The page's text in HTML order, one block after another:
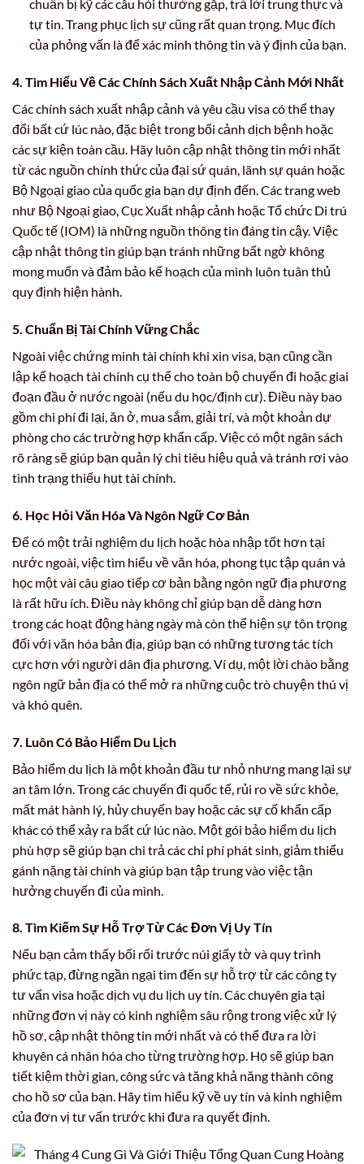
chuẩn bị kỹ các câu hỏi thường gặp, trả lời trung thực và
tự tin. Trang phục lịch sự cũng rất quan trọng. Mục đích
của phỏng vấn là để xác minh thông tin và ý định của bạn.
4. Tìm Hiểu Về Các Chính Sách Xuất Nhập Cảnh Mới Nhất
Các chính sách xuất nhập cảnh và yêu cầu visa có thể thay
đổi bất cứ lúc nào, đặc biệt trong bối cảnh dịch bệnh hoặc
các sự kiện toàn cầu. Hãy luôn cập nhật thông tin mới nhất
từ các nguồn chính thức của đại sứ quán, lãnh sự quán hoặc
Bộ Ngoại giao của quốc gia bạn dự định đến. Các trang web
như Bộ Ngoại giao, Cục Xuất nhập cảnh hoặc Tổ chức Di trú
Quốc tế (IOM) là những nguồn thông tin đáng tin cậy. Việc
cập nhật thông tin giúp bạn tránh những bất ngờ không
mong muốn và đảm bảo kế hoạch của mình luôn tuân thủ
quy định hiện hành.
5. Chuẩn Bị Tài Chính Vững Chắc
Ngoài việc chứng minh tài chính khi xin visa, bạn cũng cần
lập kế hoạch tài chính cụ thể cho toàn bộ chuyến đi hoặc giai
đoạn đầu ở nước ngoài (nếu du học/định cư). Điều này bao
gồm chi phí đi lại, ăn ở, mua sắm, giải trí, và một khoản dự
phòng cho các trường hợp khẩn cấp. Việc có một ngân sách
rõ ràng sẽ giúp bạn quản lý chi tiêu hiệu quả và tránh rơi vào
tình trạng thiếu hụt tài chính.
6. Học Hỏi Văn Hóa Và Ngôn Ngữ Cơ Bản
Để có một trải nghiệm du lịch hoặc hòa nhập tốt hơn tại
nước ngoài, việc tìm hiểu về văn hóa, phong tục tập quán và
học một vài câu giao tiếp cơ bản bằng ngôn ngữ địa phương
là rất hữu ích. Điều này không chỉ giúp bạn dễ dàng hơn
trong các hoạt động hàng ngày mà còn thể hiện sự tôn trọng
đối với văn hóa bản địa, giúp bạn có những tương tác tích
cực hơn với người dân địa phương. Ví dụ, một lời chào bằng
ngôn ngữ bản địa có thể mở ra những cuộc trò chuyện thú vị
và khó quên.
7. Luôn Có Bảo Hiểm Du Lịch
Bảo hiểm du lịch là một khoản đầu tư nhỏ nhưng mang lại sự
an tâm lớn. Trong các chuyến đi quốc tế, rủi ro về sức khỏe,
mất mát hành lý, hủy chuyến bay hoặc các sự cố khẩn cấp
khác có thể xảy ra bất cứ lúc nào. Một gói bảo hiểm du lịch
phù hợp sẽ giúp bạn chi trả các chi phí phát sinh, giảm thiểu
gánh nặng tài chính và giúp bạn tập trung vào việc tận
hưởng chuyến đi của mình.
8. Tìm Kiếm Sự Hỗ Trợ Từ Các Đơn Vị Uy Tín
Nếu bạn cảm thấy bối rối trước núi giấy tờ và quy trình
phức tạp, đừng ngần ngại tìm đến sự hỗ trợ từ các công ty
tư vấn visa hoặc dịch vụ du lịch uy tín. Các chuyên gia tại
những đơn vị này có kinh nghiệm sâu rộng trong việc xử lý
hồ sơ, cập nhật thông tin mới nhất và có thể đưa ra lời
khuyên cá nhân hóa cho từng trường hợp. Họ sẽ giúp bạn
tiết kiệm thời gian, công sức và tăng khả năng thành công
cho hồ sơ của bạn. Hãy tìm hiểu kỹ về uy tín và kinh nghiệm
của đơn vị tư vấn trước khi đưa ra quyết định.